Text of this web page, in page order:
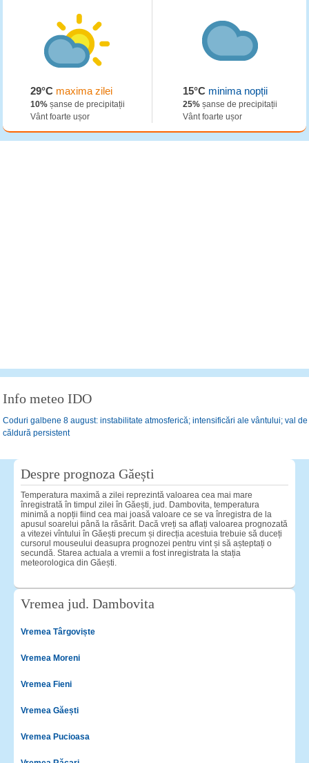
29°Cmaxima zilei
10%șanse de precipitații
Vânt foarte ușor
15°C minima nopții
25% șanse de precipitații
Vânt foarte ușor
Info meteo IDO
Coduri galbene 8 august: instabilitate atmosferică; intensificări ale vântului; val de
căldură persistent
Despre prognoza Găești
Temperatura maximă a zilei reprezintă valoarea cea mai mare
înregistrată în timpul zilei în Găești, jud. Dambovita, temperatura
minimă a nopții fiind cea mai joasă valoare ce se va înregistra de la
apusul soarelui până la răsărit. Dacă vreți sa aflați valoarea prognozată
a vitezei vîntului în Găești precum și direcția acestuia trebuie să duceți
cursorul mouseului deasupra prognozei pentru vint și să așteptați o
secundă. Starea actuala a vremii a fost inregistrata la stația
meteorologica din Găești.
Vremea jud. Dambovita
Vremea Târgoviște
Vremea Moreni
Vremea Fieni
Vremea Găești
Vremea Pucioasa